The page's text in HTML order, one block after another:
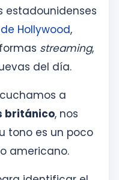
estadounidenses
Hollywood,
streaming,
del día.
a
británico, nos
tono es un poco
americano.